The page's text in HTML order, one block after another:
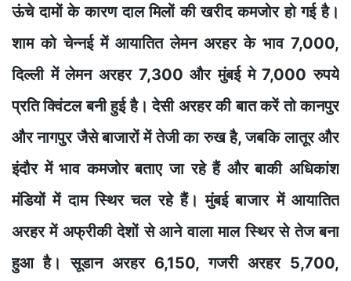
ऊंचे दामों के कारण दाल मिलों की खरीद कमजोर हो गई है।
शाम को चेन्नई में आयातित लेमन अरहर के भाव 7,000,
दिल्ली में लेमन अरहर 7,300 और मुंबई मे 7,000 रुपये
प्रति क्विंटल बनी हुई है। देसी अरहर की बात करें तो कानपुर
और नागपुर जैसे बाजारों में तेजी का रुख है, जबकि लातूर और
इंदौर में भाव कमजोर बताए जा रहे हैं और बाकी अधिकांश
मंडियों में दाम स्थिर चल रहे हैं। मुंबई बाजार में आयातित
अरहर में अफ्रीकी देशों से आने वाला माल स्थिर से तेज बना
हुआ है। सूडान अरहर 6,150, गजरी अरहर 5,700,